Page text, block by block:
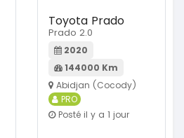
Toyota Prado
Prado 2.0
2020
144000 Km
Abidjan (Cocody)
PRO
Posté il y a 1 jour